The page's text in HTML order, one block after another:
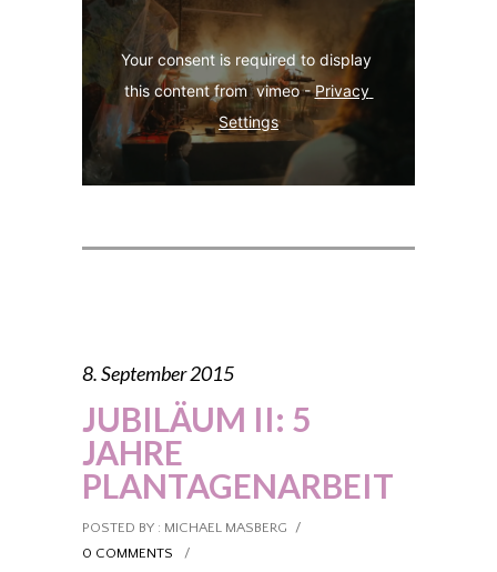
Your consent is required to display
this content from  vimeo - Privacy
Settings
8. September 2015
JUBILÄUM II: 5
JAHRE
PLANTAGENARBEIT
POSTED BY : MICHAEL MASBERG
/
0 COMMENTS
/